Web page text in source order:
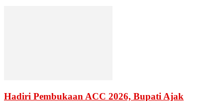
Hadiri Pembukaan ACC 2026, Bupati Ajak